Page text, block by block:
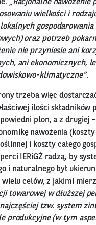
„Racjonalne nawożenie
wielkości i
oraz potrzeb
nie przyniesie ani
ani ekonomicznych,
klimatyczne”.
trzeba więc
ilości składników
plon, a z drugiej
nawożenia
i koszty całego
IERiGŻ radzą, by
i naturalnego był
wielu celów, z jakimi
towarowej w dłuższej
tzw. system
produkcyjne (w tym